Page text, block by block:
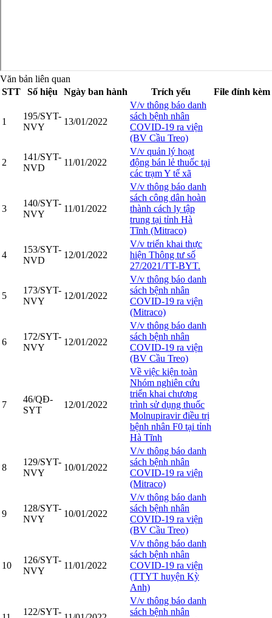
Văn bản liên quan
STT
Số hiệu Ngày ban hành Trích yếu File đính kèm
1
195/SYT-
NVY
13/01/2022
V/v thông báo danh
sách bệnh nhân
COVID-19 ra viện
(BV Cầu Treo)
2
141/SYT-
NVD
11/01/2022
V/v quản lý hoạt
động bán lẻ thuốc tại
các trạm Y tế xã
3
140/SYT-
NVY
11/01/2022
V/v thông báo danh
sách công dân hoàn
thành cách ly tập
trung tại tỉnh Hà
Tĩnh (Mitraco)
4
153/SYT-
NVD
12/01/2022
V/v triển khai thực
hiện Thông tư số
27/2021/TT-BYT.
5
173/SYT-
NVY
12/01/2022
V/v thông báo danh
sách bệnh nhân
COVID-19 ra viện
(Mitraco)
6
172/SYT-
NVY
12/01/2022
V/v thông báo danh
sách bệnh nhân
COVID-19 ra viện
(BV Cầu Treo)
7
46/QĐ-
SYT
12/01/2022
Về việc kiện toàn
Nhóm nghiên cứu
triển khai chương
trình sử dụng thuốc
Molnupiravir điều trị
bệnh nhân F0 tại tỉnh
Hà Tĩnh
8
129/SYT-
NVY
10/01/2022
V/v thông báo danh
sách bệnh nhân
COVID-19 ra viện
(Mitraco)
9
128/SYT-
NVY
10/01/2022
V/v thông báo danh
sách bệnh nhân
COVID-19 ra viện
(BV Cầu Treo)
10
126/SYT-
NVY
11/01/2022
V/v thông báo danh
sách bệnh nhân
COVID-19 ra viện
(TTYT huyện Kỳ
Anh)
122/SYT-
V/v thông báo danh
sách bệnh nhân